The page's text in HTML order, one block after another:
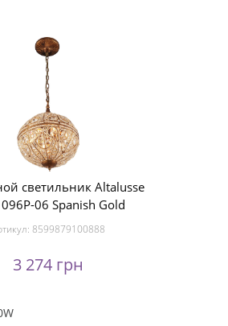
светильник Altalusse
06 Spanish Gold
8599879100888
3 274 грн